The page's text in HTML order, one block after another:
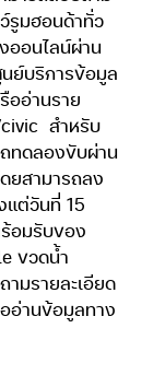
รูมฮอนด้าทั่ว
ออนไลน์ผ่าน
ย์บริการข้อมูล
ออ่านราย
สำหรับ
ทดลองขับผ่าน
ยสามารถลง
แต่วันที่ 15
อมรับของ
ขวดน้ำ
มรายละเอียด
อ่านข้อมูลทาง